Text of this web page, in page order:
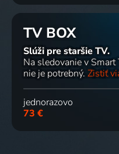
TV BOX
Slúži pre staršie TV.
Na sledovanie v Smart
nie je potrebný. Zistiť
jednorazovo
73 €